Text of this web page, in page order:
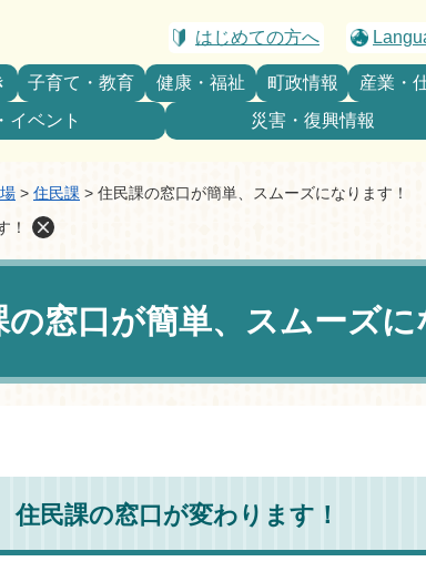
はじめての方へ
子育て・教育 健康・福祉 町政情報
産業・
イベント
災害・復興情報
> 住民課 > 住民課の窓口が簡単、スムーズになります！
！
の窓口が簡単、スムーズに
住民課の窓口が変わります！